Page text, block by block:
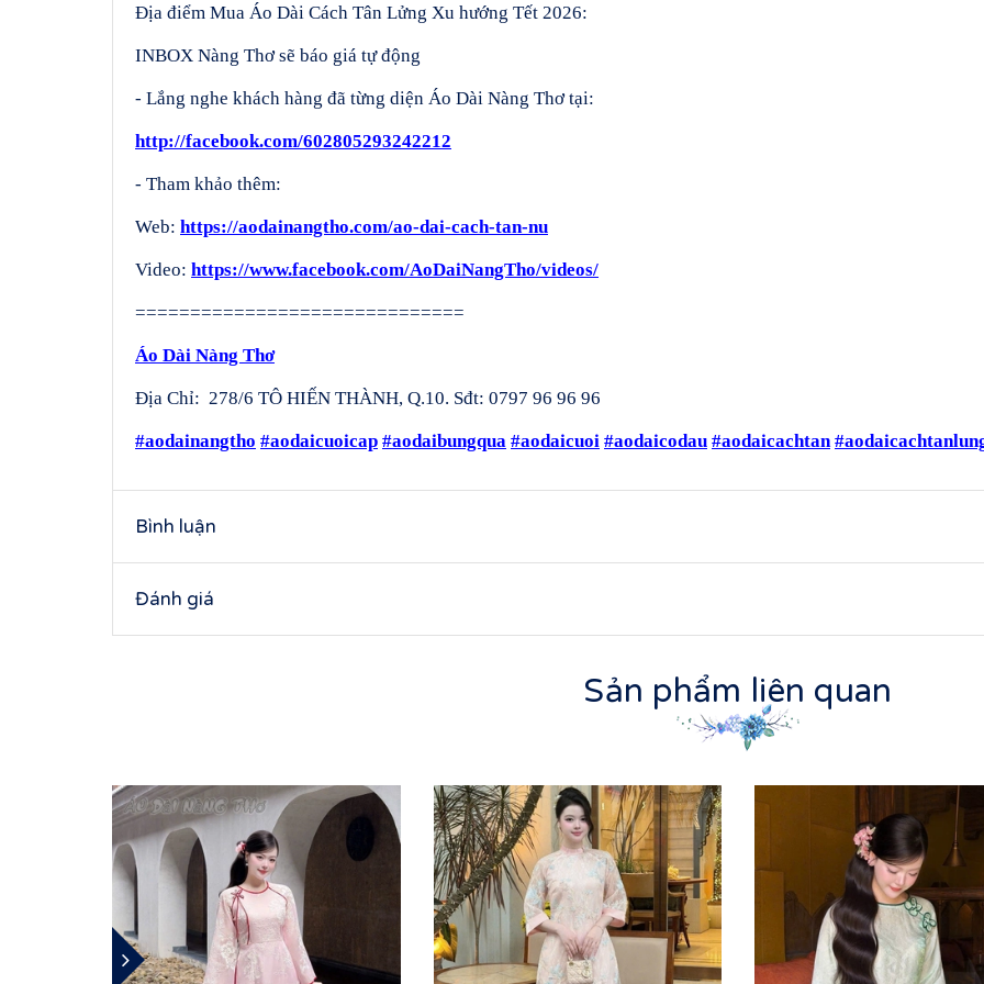
Địa điểm Mua Áo Dài Cách Tân Lửng Xu hướng Tết 2026:
INBOX Nàng Thơ sẽ báo giá tự động
- Lắng nghe khách hàng đã từng diện Áo Dài Nàng Thơ tại:
http://facebook.com/602805293242212
- Tham khảo thêm:
Web: https://aodainangtho.com/ao-dai-cach-tan-nu
Video: https://www.facebook.com/AoDaiNangTho/videos/
==============================
Áo Dài Nàng Thơ
Địa Chỉ: 278/6 TÔ HIẾN THÀNH, Q.10. Sđt: 0797 96 96 96
#aodainangtho #aodaicuoicap #aodaibungqua #aodaicuoi #aodaicodau #aodaicachtan
Bình luận
Đánh giá
Sản phẩm liên quan